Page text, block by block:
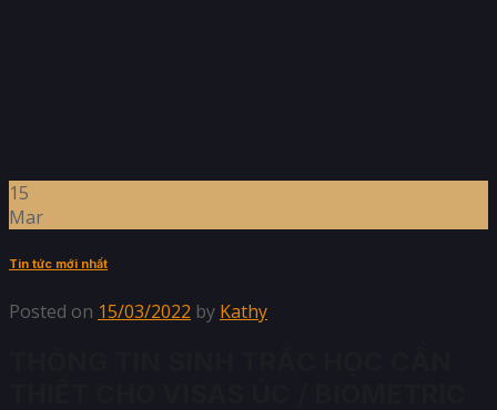
15
Mar
Tin tức mới nhất
Posted on 15/03/2022 by Kathy